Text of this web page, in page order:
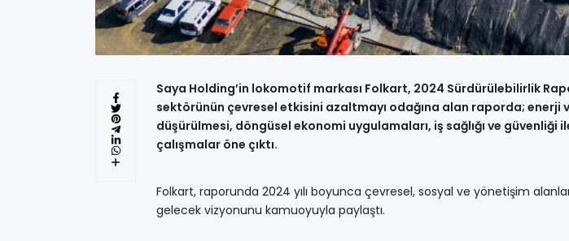
Saya Holding’in lokomotif markası Folkart, 2024 Sürdürülebilirlik
sektörünün çevresel etkisini azaltmayı odağına alan raporda; enerji
düşürülmesi, döngüsel ekonomi uygulamaları, iş sağlığı ve güvenliği
çalışmalar öne çıktı.
Folkart, raporunda 2024 yılı boyunca çevresel, sosyal ve yönetişim
gelecek vizyonunu kamuoyuyla paylaştı.